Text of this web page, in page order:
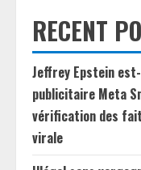
RECENT
Jeffrey Epstein
publicitaire Meta
vérification des
virale